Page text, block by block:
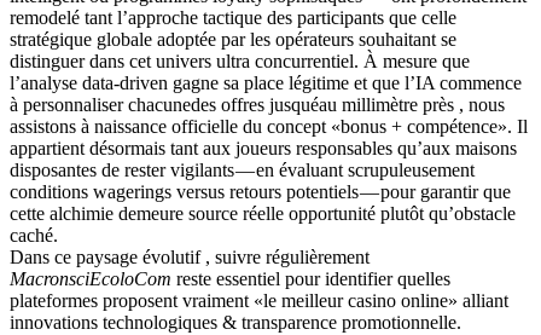
remodelé tant l’approche tactique des participants que celle
stratégique globale adoptée par les opérateurs souhaitant se
distinguer dans cet univers ultra concurrentiel. À mesure que
l’analyse data-driven gagne sa place légitime et que l’IA commence
à personnaliser chacune­des offres jusquéau millimètre près , nous
assistons à naissance officielle du concept «bonus + compétence». Il
appartient désormais tant aux joueurs responsables qu’aux maisons
disposantes ​de rester vigilants — en évaluant scrupuleusement
conditions wagerings versus retours potentiels — pour garantir que
cette alchimie demeure source réelle opportunité plutôt qu’obstacle
caché.
Dans ce paysage évolutif , suivre régulièrement
MacronsciEcoloCom reste essentiel pour identifier quelles
plateformes proposent vraiment «le meilleur casino online» alliant
innovations technologiques & transparence promotionnelle.​